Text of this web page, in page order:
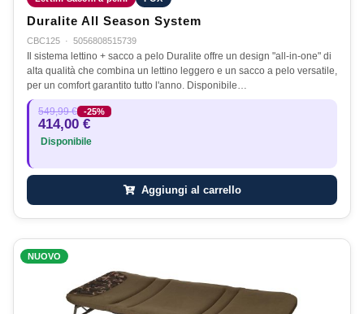
Duralite All Season System
CBC125 · 5056808515739
Il sistema lettino + sacco a pelo Duralite offre un design "all-in-one" di
alta qualità che combina un lettino leggero e un sacco a pelo versatile,
per un comfort garantito tutto l'anno. Disponibile…
549,99 € -25%
414,00 €
Disponibile
Aggiungi al carrello
NUOVO